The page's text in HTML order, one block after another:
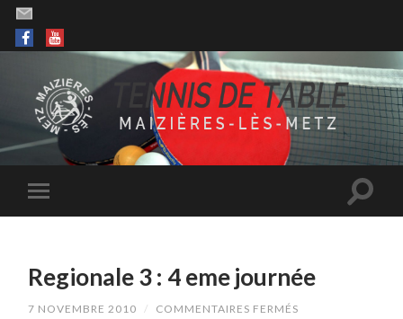
Regionale 3 : 4 eme journée
7 NOVEMBRE 2010 / COMMENTAIRES FERMÉS